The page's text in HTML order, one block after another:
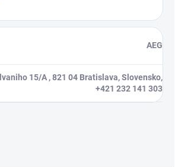
AEG
15/A , 821 04 Bratislava, Slovensko,
+421 232 141 303